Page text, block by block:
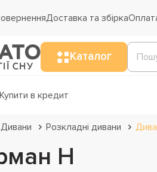
Доставка та збірка
Каталог
Купити в кредит
Дивани Розкладні дивани
H